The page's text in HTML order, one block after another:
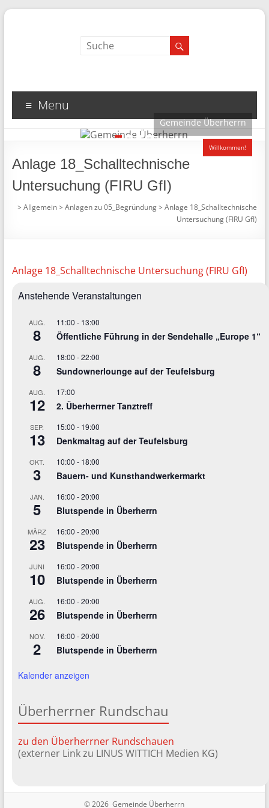
Menu
Gemeinde Überherrn
Willkommen!
1 2 3 4
Anlage 18_Schalltechnische
Untersuchung (FIRU GfI)
>Allgemein>Anlagen zu 05_Begründung>Anlage 18_Schalltechnische
Untersuchung (FIRU GfI)
Anlage 18_Schalltechnische Untersuchung (FIRU GfI)
Anstehende Veranstaltungen
AUG.
8
11:00 - 13:00
Öffentliche Führung in der Sendehalle „Europe 1“
AUG.
8
18:00 -22:00
Sundownerlounge auf der Teufelsburg
AUG.
12
17:00
2. Überherrner Tanztreff
SEP.
13
15:00 - 19:00
Denkmaltag auf der Teufelsburg
OKT.
3
10:00 - 18:00
Bauern- und Kunsthandwerkermarkt
JAN.
5
16:00 -20:00
Blutspende in Überherrn
MÄRZ
23
16:00 -20:00
Blutspende in Überherrn
JUNI
10
16:00 -20:00
Blutspende in Überherrn
AUG.
26
16:00 -20:00
Blutspende in Überherrn
NOV.
2
16:00 -20:00
Blutspende in Überherrn
Kalender anzeigen
Überherrner Rundschau
zu den Überherrner Rundschauen
(externer Link zu LINUS WITTICH Medien KG)
© 2026 Gemeinde Überherrn